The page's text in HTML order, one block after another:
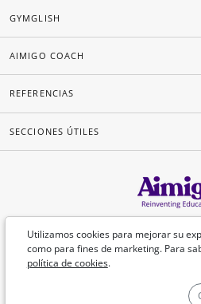
Utilizamos cookies para mejorar su
como para fines de marketing. Para
política de cookies.
GYMGLISH
AIMIGO COACH
REFERENCIAS
SECCIONES ÚTILES